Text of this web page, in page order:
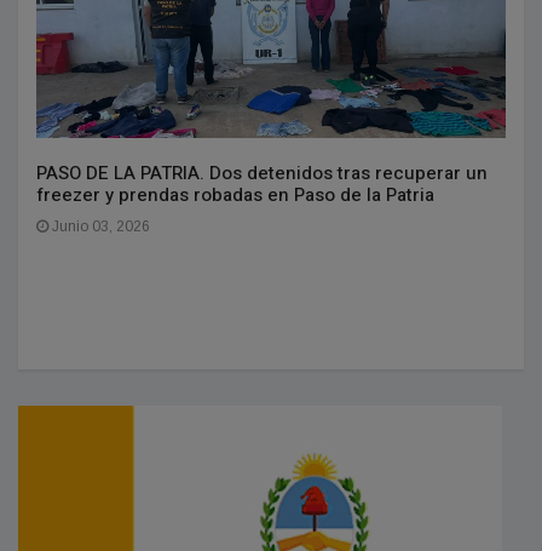
PASO DE LA PATRIA. Dos detenidos tras recuperar un
freezer y prendas robadas en Paso de la Patria
Junio 03, 2026